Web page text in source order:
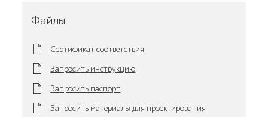
Файлы
Сертификат соответствия
Запросить инструкцию
Запросить паспорт
Запросить материалы для проектирования